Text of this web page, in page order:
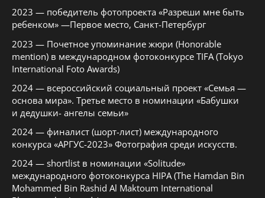
2023 — победитель фотопроекта «Разреши мне быть
ребенком» —Первое место, Санкт-Петербург
2023 — Почетное упоминание жюри (Honorable
mention) в международном фотоконкурсе TIFA (Tokyo
International Foto Awards)
2024 — всероссийский социальный проект «Семья —
основа мира». Третье место в номинации «Бабушки
и дедушки- ангелы семьи»
2024 — финалист (шорт-лист) международного
конкурса «АРГУС-2023» Фотография среди искусств.
2024 — shortlist в номинации «Solitude»
международного фотоконкурса HIPA (The Hamdan Bin
Mohammed Bin Rashid Al Maktoum International